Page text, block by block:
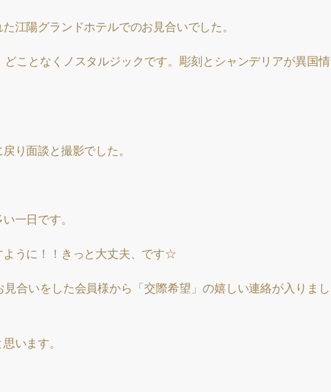
江陽グランドホテルでのお見合いでした。
ことなくノスタルジックです。彫刻とシャンデリアが異国情
り面談と撮影でした。
一日です。
うに！！きっと大丈夫、です☆
合いをした会員様から「交際希望」の嬉しい連絡が入りまし
います。